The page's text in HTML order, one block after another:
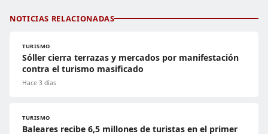
NOTICIAS RELACIONADAS
TURISMO
Sóller cierra terrazas y mercados por manifestación
contra el turismo masificado
Hace 3 días
TURISMO
Baleares recibe 6,5 millones de turistas en el primer